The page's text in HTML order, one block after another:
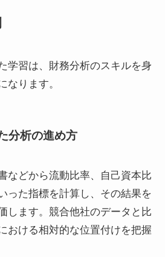
学習は、財務分析のスキルを身
なります。
分析の進め方
などから流動比率、自己資本比
った指標を計算し、その結果を
します。競合他社のデータと比
おける相対的な位置付けを把握